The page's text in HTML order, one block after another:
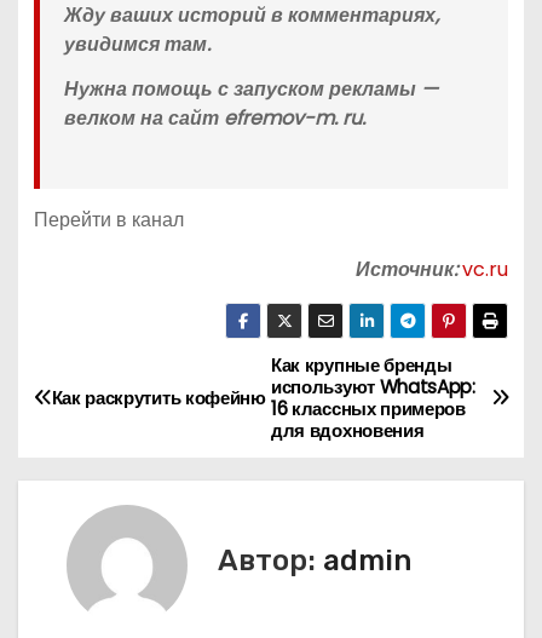
Жду ваших историй в комментариях,
увидимся там.
Нужна помощь с запуском рекламы —
велком на сайт efremov-m. ru.
Перейти в канал
Источник:vc.ru
Н
в
Как крупные бренды
используют WhatsApp:
16 классных примеров
для вдохновения
Как раскрутить кофейню
Автор: admin